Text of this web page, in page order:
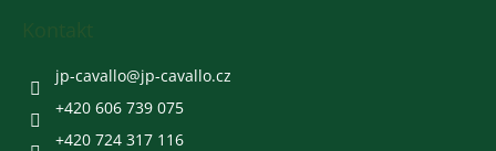
jp-cavallo@jp-cavallo.cz
+420 606 739 075
+420 724 317 116